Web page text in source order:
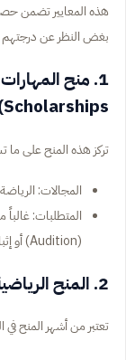
هذه المعايير تضمن
بغض النظر عن درجتهم
Scholarships)
تركز هذه المنح على ما
المجالات:
(Audition) أو إثباتاً للمشاركة في بطولات ومسابقات.
2. المنح الرياضية (Athletic Scholarships)
تعتبر من أشهر المنح